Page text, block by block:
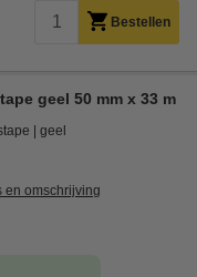
Bestellen
geel 50 mm x 33 m
geel
en omschrijving